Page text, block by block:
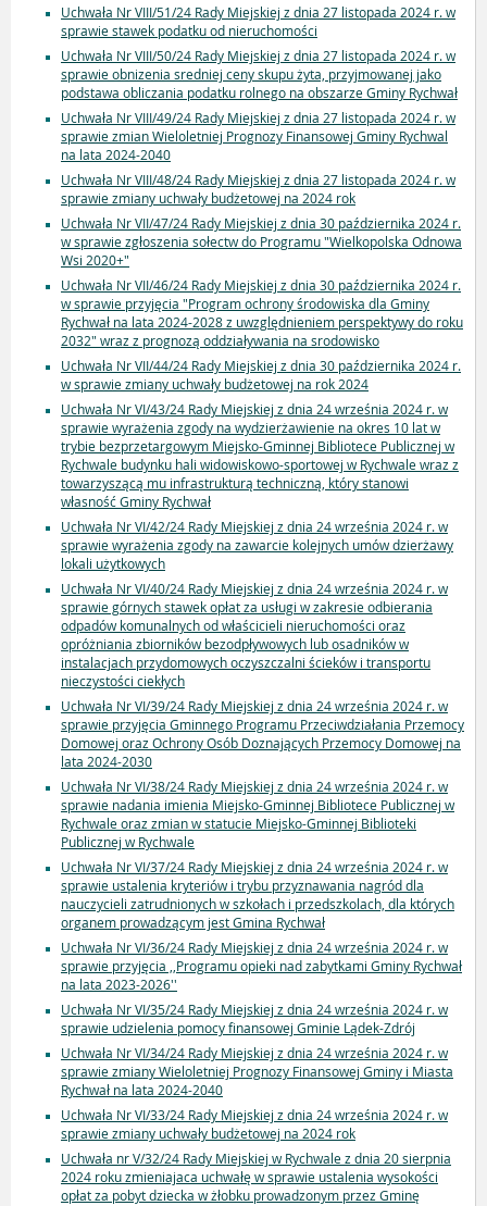
Uchwała Nr VIII/51/24 Rady Miejskiej z dnia 27 listopada 2024 r. w
sprawie stawek podatku od nieruchomości
Uchwała Nr VIII/50/24 Rady Miejskiej z dnia 27 listopada 2024 r. w
sprawie obnizenia sredniej ceny skupu żyta, przyjmowanej jako
podstawa obliczania podatku rolnego na obszarze Gminy Rychwał
Uchwała Nr VIII/49/24 Rady Miejskiej z dnia 27 listopada 2024 r. w
sprawie zmian Wieloletniej Prognozy Finansowej Gminy Rychwal
na lata 2024-2040
Uchwała Nr VIII/48/24 Rady Miejskiej z dnia 27 listopada 2024 r. w
sprawie zmiany uchwały budżetowej na 2024 rok
Uchwała Nr VII/47/24 Rady Miejskiej z dnia 30 października 2024 r.
w sprawie zgłoszenia sołectw do Programu "Wielkopolska Odnowa
Wsi 2020+"
Uchwała Nr VII/46/24 Rady Miejskiej z dnia 30 października 2024 r.
w sprawie przyjęcia "Program ochrony środowiska dla Gminy
Rychwał na lata 2024-2028 z uwzględnieniem perspektywy do roku
2032" wraz z prognozą oddziaływania na srodowisko
Uchwała Nr VII/44/24 Rady Miejskiej z dnia 30 października 2024 r.
w sprawie zmiany uchwały budżetowej na rok 2024
Uchwała Nr VI/43/24 Rady Miejskiej z dnia 24 września 2024 r. w
sprawie wyrażenia zgody na wydzierżawienie na okres 10 lat w
trybie bezprzetargowym Miejsko-Gminnej Bibliotece Publicznej w
Rychwale budynku hali widowiskowo-sportowej w Rychwale wraz z
towarzyszącą mu infrastrukturą techniczną, który stanowi
własność Gminy Rychwał
Uchwała Nr VI/42/24 Rady Miejskiej z dnia 24 września 2024 r. w
sprawie wyrażenia zgody na zawarcie kolejnych umów dzierżawy
lokali użytkowych
Uchwała Nr VI/40/24 Rady Miejskiej z dnia 24 września 2024 r. w
sprawie górnych stawek opłat za usługi w zakresie odbierania
odpadów komunalnych od właścicieli nieruchomości oraz
opróżniania zbiorników bezodpływowych lub osadników w
instalacjach przydomowych oczyszczalni ścieków i transportu
nieczystości ciekłych
Uchwała Nr VI/39/24 Rady Miejskiej z dnia 24 września 2024 r. w
sprawie przyjęcia Gminnego Programu Przeciwdziałania Przemocy
Domowej oraz Ochrony Osób Doznających Przemocy Domowej na
lata 2024-2030
Uchwała Nr VI/38/24 Rady Miejskiej z dnia 24 września 2024 r. w
sprawie nadania imienia Miejsko-Gminnej Bibliotece Publicznej w
Rychwale oraz zmian w statucie Miejsko-Gminnej Biblioteki
Publicznej w Rychwale
Uchwała Nr VI/37/24 Rady Miejskiej z dnia 24 września 2024 r. w
sprawie ustalenia kryteriów i trybu przyznawania nagród dla
nauczycieli zatrudnionych w szkołach i przedszkolach, dla których
organem prowadzącym jest Gmina Rychwał
Uchwała Nr VI/36/24 Rady Miejskiej z dnia 24 września 2024 r. w
sprawie przyjęcia ,,Programu opieki nad zabytkami Gminy Rychwał
na lata 2023-2026''
Uchwała Nr VI/35/24 Rady Miejskiej z dnia 24 września 2024 r. w
sprawie udzielenia pomocy finansowej Gminie Lądek-Zdrój
Uchwała Nr VI/34/24 Rady Miejskiej z dnia 24 września 2024 r. w
sprawie zmiany Wieloletniej Prognozy Finansowej Gminy i Miasta
Rychwał na lata 2024-2040
Uchwała Nr VI/33/24 Rady Miejskiej z dnia 24 września 2024 r. w
sprawie zmiany uchwały budżetowej na 2024 rok
Uchwała nr V/32/24 Rady Miejskiej w Rychwale z dnia 20 sierpnia
2024 roku zmieniajaca uchwałę w sprawie ustalenia wysokości
opłat za pobyt dziecka w żłobku prowadzonym przez Gminę